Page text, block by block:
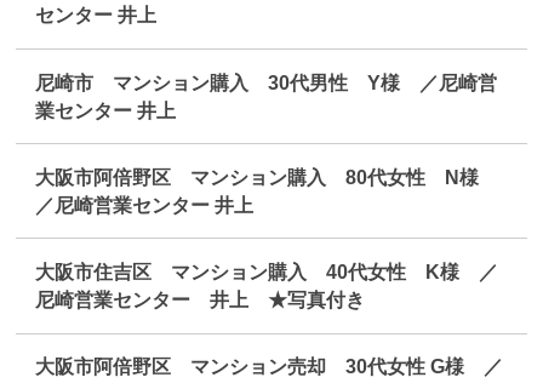
センター 井上
尼崎市 マンション購入 30代男性 Y様 ／尼崎営
業センター 井上
大阪市阿倍野区 マンション購入 80代女性 N様
／尼崎営業センター 井上
大阪市住吉区 マンション購入 40代女性 K様 ／
尼崎営業センター 井上 ★写真付き
大阪市阿倍野区 マンション売却 30代女性 G様 ／